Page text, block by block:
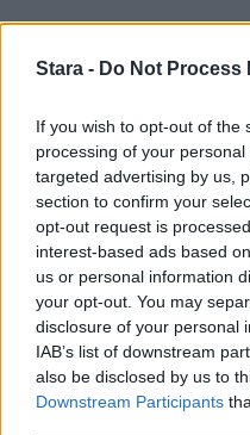
Stara - Do Not Process
If you wish to opt-out of the
processing of your
targeted advertising by us,
section to confirm your
opt-out request is
interest-based ads based
us or personal information
your opt-out. You may
disclosure of your personal
IAB’s list of downstream
also be disclosed by us to
Downstream Participants
1
UUTISET
Leskeneläke ei
Kela